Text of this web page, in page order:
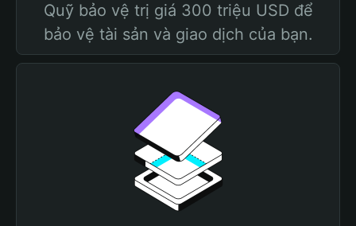
Quỹ bảo vệ trị giá 300 triệu USD để
bảo vệ tài sản và giao dịch của bạn.